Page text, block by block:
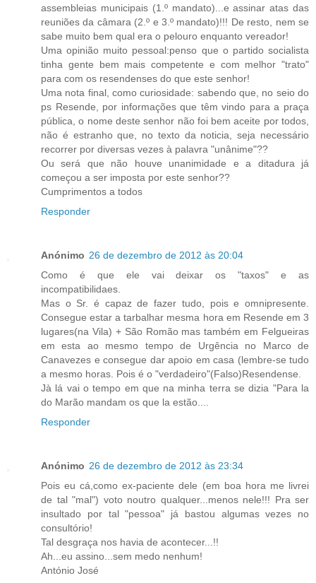
assembleias municipais (1.º mandato)...e assinar atas das
reuniões da câmara (2.º e 3.º mandato)!!! De resto, nem se
sabe muito bem qual era o pelouro enquanto vereador!
Uma opinião muito pessoal:penso que o partido socialista
tinha gente bem mais competente e com melhor "trato"
para com os resendenses do que este senhor!
Uma nota final, como curiosidade: sabendo que, no seio do
ps Resende, por informações que têm vindo para a praça
pública, o nome deste senhor não foi bem aceite por todos,
não é estranho que, no texto da noticia, seja necessário
recorrer por diversas vezes à palavra "unânime"??
Ou será que não houve unanimidade e a ditadura já
começou a ser imposta por este senhor??
Cumprimentos a todos
Responder
Anónimo 26 de dezembro de 2012 às 20:04
Como é que ele vai deixar os "taxos" e as
incompatibilidaes.
Mas o Sr. é capaz de fazer tudo, pois e omnipresente.
Consegue estar a tarbalhar mesma hora em Resende em 3
lugares(na Vila) + São Romão mas também em Felgueiras
em esta ao mesmo tempo de Urgência no Marco de
Canavezes e consegue dar apoio em casa (lembre-se tudo
a mesmo horas. Pois é o "verdadeiro"(Falso)Resendense.
Jà lá vai o tempo em que na minha terra se dizia "Para la
do Marão mandam os que la estão....
Responder
Anónimo 26 de dezembro de 2012 às 23:34
Pois eu cá,como ex-paciente dele (em boa hora me livrei
de tal "mal") voto noutro qualquer...menos nele!!! Pra ser
insultado por tal "pessoa" já bastou algumas vezes no
consultório!
Tal desgraça nos havia de acontecer...!!
Ah...eu assino...sem medo nenhum!
António José